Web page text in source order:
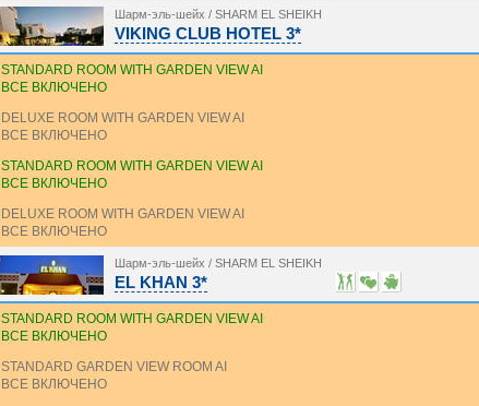
Шарм-эль-шейх / SHARM EL SHEIKH
VIKING CLUB HOTEL 3*
STANDARD ROOM WITH GARDEN VIEW AI
ВСЕ ВКЛЮЧЕНО
DELUXE ROOM WITH GARDEN VIEW AI
ВСЕ ВКЛЮЧЕНО
STANDARD ROOM WITH GARDEN VIEW AI
ВСЕ ВКЛЮЧЕНО
DELUXE ROOM WITH GARDEN VIEW AI
ВСЕ ВКЛЮЧЕНО
Шарм-эль-шейх / SHARM EL SHEIKH
EL KHAN 3*
STANDARD ROOM WITH GARDEN VIEW AI
ВСЕ ВКЛЮЧЕНО
STANDARD GARDEN VIEW ROOM AI
ВСЕ ВКЛЮЧЕНО